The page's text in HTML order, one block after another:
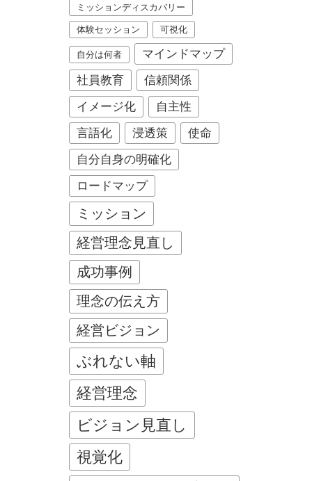
ミッションディスカバリー
体験セッション 可視化
自分は何者
マインドマップ
社員教育
信頼関係
イメージ化
自主性
言語化
浸透策
使命
自分自身の明確化
ロードマップ
ミッション
経営理念見直し
成功事例
理念の伝え方
経営ビジョン
ぶれない軸
経営理念
ビジョン見直し
視覚化